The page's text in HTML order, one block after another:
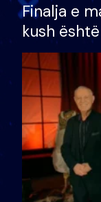
Finalja e
kush
shtëpinë
të fituar